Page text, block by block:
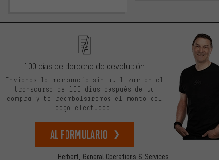
Herbert, General Operations & Services
100 días de derecho de devolución
Envíanos la mercancía sin utilizar en el
transcurso de 100 días después de tu
compra y te reembolsaremos el monto del
pago efectuado.
Al formulario